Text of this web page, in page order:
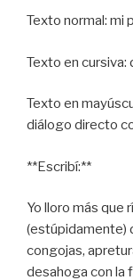
Texto normal: mi
Texto en cursiva:
Texto en
diálogo directo
**Escribí:**
Yo lloro más que
(estúpidamente)
congojas,
desahoga con la